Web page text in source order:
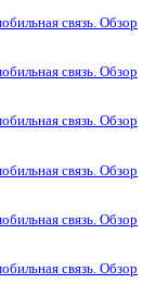
связь. Обзор
связь. Обзор
связь. Обзор
связь. Обзор
связь. Обзор
связь. Обзор